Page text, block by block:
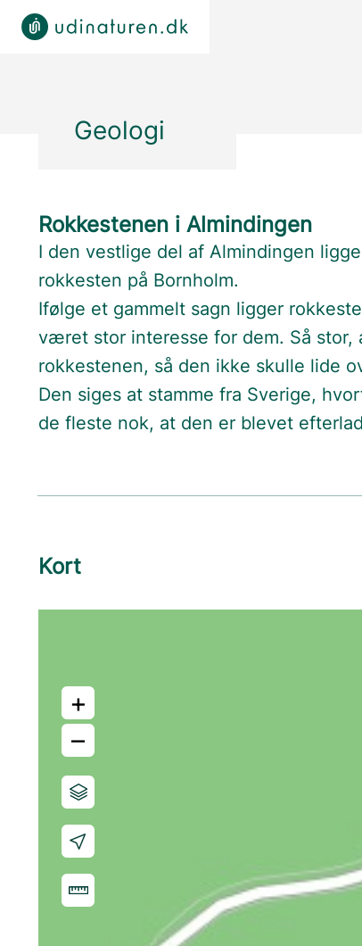
Geologi
Rokkestenen i Almindingen
I den vestlige del af Almindingen
rokkesten på Bornholm.
Ifølge et gammelt sagn ligger
været stor interesse for dem. Så stor,
rokkestenen, så den ikke skulle lide
Den siges at stamme fra Sverige,
de fleste nok, at den er blevet
Kort
+
–